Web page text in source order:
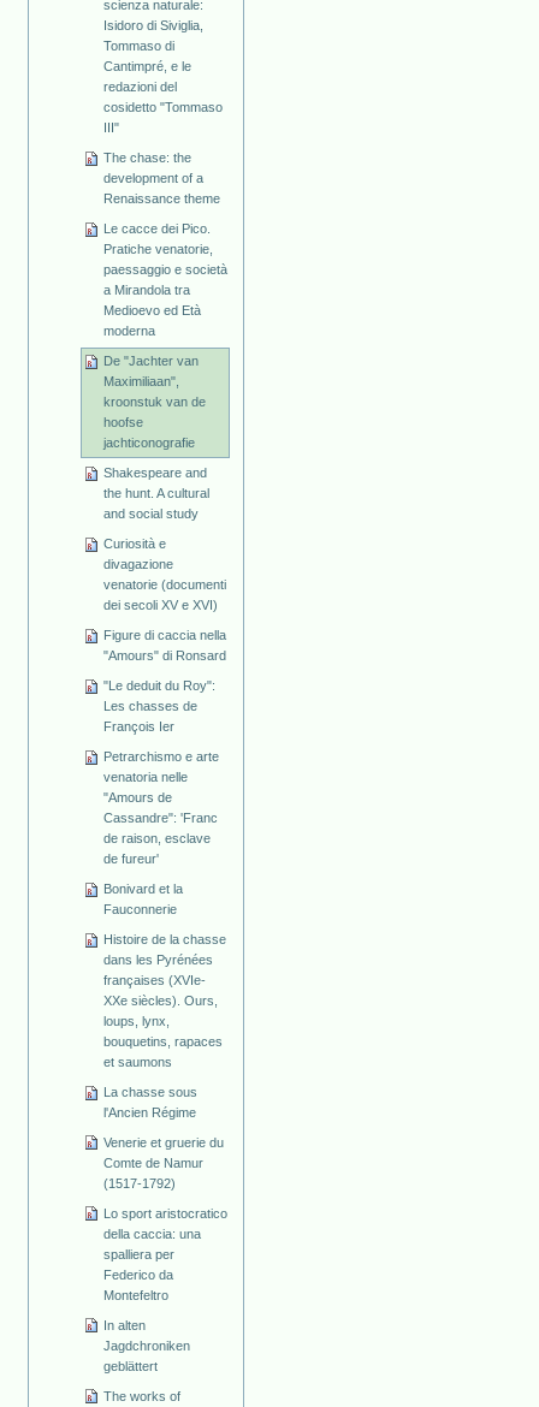
scienza naturale:
Isidoro di Siviglia,
Tommaso di
Cantimpré, e le
redazioni del
cosidetto "Tommaso
III"
The chase: the
development of a
Renaissance theme
Le cacce dei Pico.
Pratiche venatorie,
paessaggio e società
a Mirandola tra
Medioevo ed Età
moderna
De "Jachter van
Maximiliaan",
kroonstuk van de
hoofse
jachticonografie
Shakespeare and
the hunt. A cultural
and social study
Curiosità e
divagazione
venatorie (documenti
dei secoli XV e XVI)
Figure di caccia nella
"Amours" di Ronsard
"Le deduit du Roy":
Les chasses de
François Ier
Petrarchismo e arte
venatoria nelle
"Amours de
Cassandre": 'Franc
de raison, esclave
de fureur'
Bonivard et la
Fauconnerie
Histoire de la chasse
dans les Pyrénées
françaises (XVIe-
XXe siècles). Ours,
loups, lynx,
bouquetins, rapaces
et saumons
La chasse sous
l'Ancien Régime
Venerie et gruerie du
Comte de Namur
(1517-1792)
Lo sport aristocratico
della caccia: una
spalliera per
Federico da
Montefeltro
In alten
Jagdchroniken
geblättert
The works of